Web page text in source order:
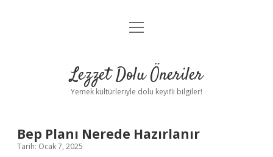
Anasayfa
Yasal Uyarı
menüyü
Lezzet Dolu Öneriler
Yemek kültürleriyle dolu keyifli bilgiler!
Bep Planı Nerede Hazırlanır
Tarih: Ocak 7, 2025